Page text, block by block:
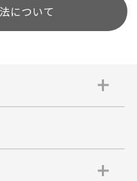
について